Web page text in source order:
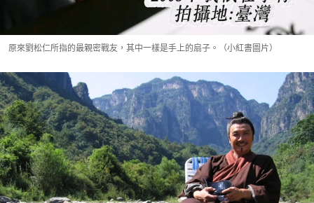
原來劉松仁所指的最親密戰友，其中一樣是手上的扇子。（小紅書圖片）